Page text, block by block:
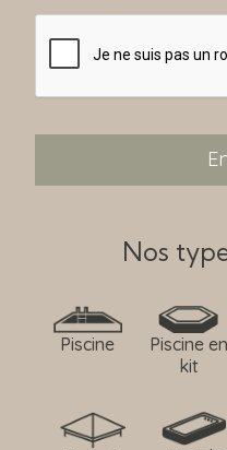
Nos
Piscine
Piscine en
kit